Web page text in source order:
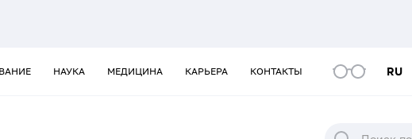
НАУКА МЕДИЦИНА КАРЬЕРА КОНТАКТЫ RU